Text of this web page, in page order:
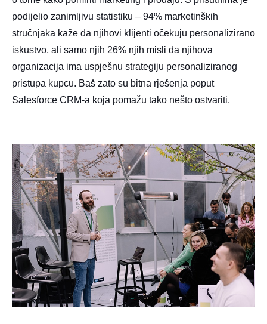
podijelio zanimljivu statistiku – 94% marketinških
stručnjaka kaže da njihovi klijenti očekuju personalizirano
iskustvo, ali samo njih 26% njih misli da njihova
organizacija ima uspješnu strategiju personaliziranog
pristupa kupcu. Baš zato su bitna rješenja poput
Salesforce CRM-a koja pomažu tako nešto ostvariti.